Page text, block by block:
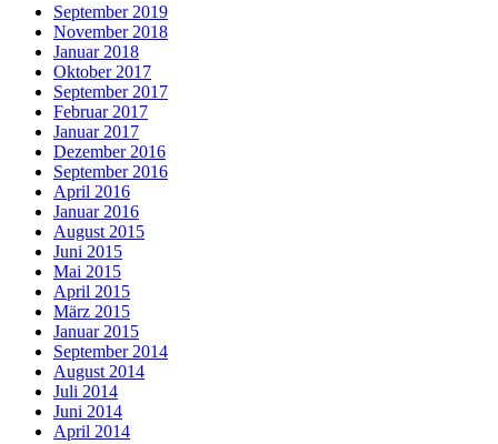
September 2019
November 2018
Januar 2018
Oktober 2017
September 2017
Februar 2017
Januar 2017
Dezember 2016
September 2016
April 2016
Januar 2016
August 2015
Juni 2015
Mai 2015
April 2015
März 2015
Januar 2015
September 2014
August 2014
Juli 2014
Juni 2014
April 2014